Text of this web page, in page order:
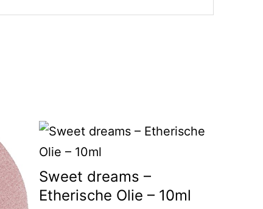
Sweet dreams –
Etherische Olie – 10ml